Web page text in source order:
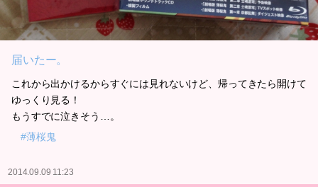
届いたー。
これから出かけるからすぐには見れないけど、帰ってきたら開けて
ゆっくり見る！
もうすでに泣きそう…。
#薄桜鬼
2014.09.09 11:23